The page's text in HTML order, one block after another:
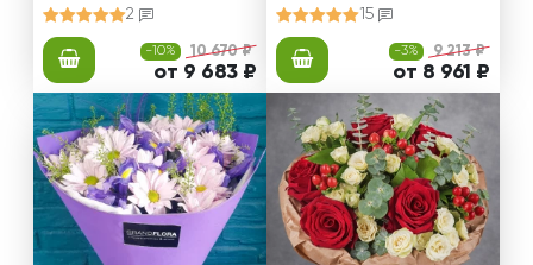
2
-10% 10 670 ₽
от 9 683 ₽
15
-3% 9 213 ₽
от 8 961 ₽